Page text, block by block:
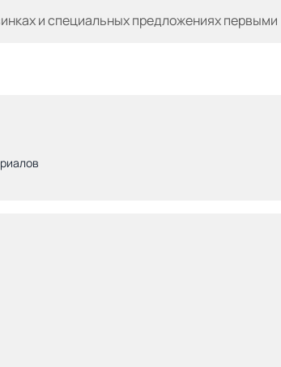
и специальных предложениях первыми